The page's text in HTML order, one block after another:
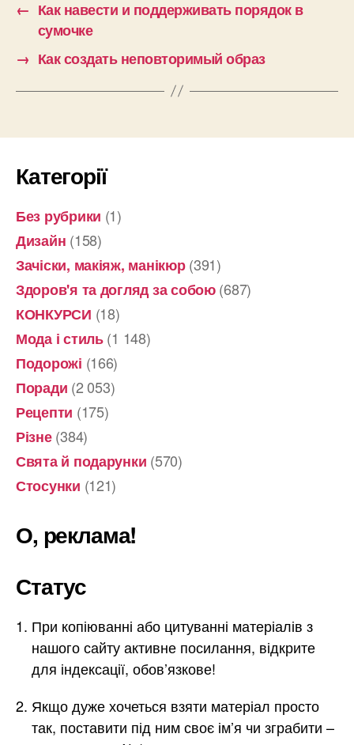
← Как навести и поддерживать порядок в
сумочке
→ Как создать неповторимый образ
Категорії
Без рубрики (1)
Дизайн (158)
Зачіски, макіяж, манікюр(391)
Здоров'я та догляд за собою(687)
КОНКУРСИ (18)
Мода і стиль(1 148)
Подорожі (166)
Поради (2 053)
Рецепти (175)
Різне(384)
Свята й подарунки (570)
Стосунки (121)
О, реклама!
Статус
При копіюванні або цитуванні матеріалів з
нашого сайту активне посилання, відкрите
для індексації, обов’язкове!
Якщо дуже хочеться взяти матеріал просто
так, поставити під ним своє ім’я чи зграбити –